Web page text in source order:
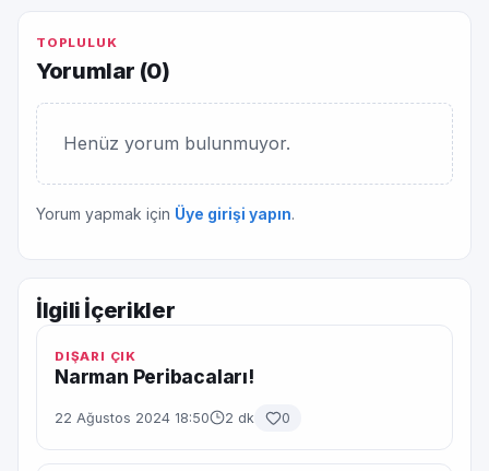
TOPLULUK
Yorumlar (0)
Henüz yorum bulunmuyor.
Yorum yapmak için Üye girişi yapın.
İlgili İçerikler
DIŞARI ÇIK
Narman Peribacaları!
22 Ağustos 2024 18:50 2 dk 0